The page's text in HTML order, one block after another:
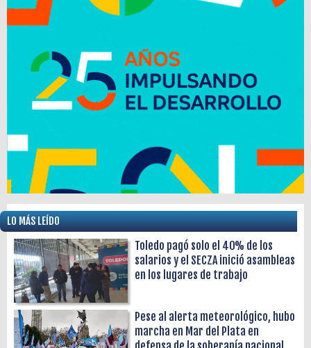
LO MÁS LEÍDO
Toledo pagó solo el 40% de los
salarios y el SECZA inició asambleas
en los lugares de trabajo
Pese al alerta meteorológico, hubo
marcha en Mar del Plata en